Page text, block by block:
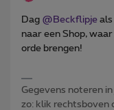
Dag @Beckflipje
naar een Shop,
orde brengen!
Gegevens noteren
zo: klik rechtsboven